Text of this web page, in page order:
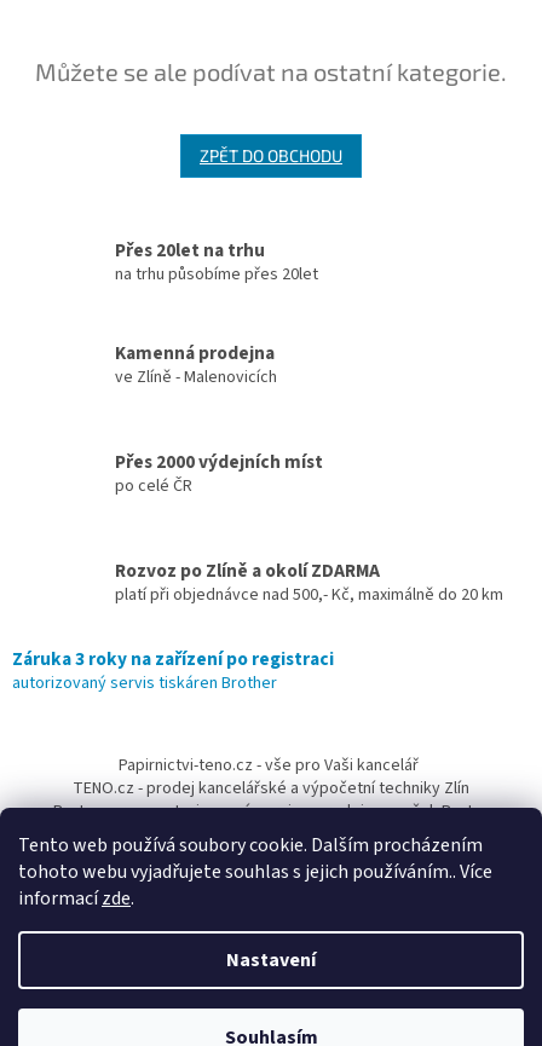
Tento web používá soubory cookie. Dalším procházením
tohoto webu vyjadřujete souhlas s jejich používáním.. Více
informacízde.
Nastavení
Souhlasím
Vážení zákazníci, nabízíme Vám DOPRAVU ZDARMA PO CELÉ ČR,
Můžete se ale podívat na ostatní kategorie.
ZPĚT DO OBCHODU
Přes 20let na trhu
na trhu působíme přes 20let
Kamenná prodejna
ve Zlíně - Malenovicích
Přes 2000 výdejních míst
po celé ČR
Rozvoz po Zlíně a okolí ZDARMA
platí při objednávce nad 500,- Kč, maximálně do 20 km
Záruka 3 roky na zařízení po registraci
autorizovaný servis tiskáren Brother
a
Papirnictvi-teno.cz - vše pro Vaši kancelář
TENO.cz - prodej kancelářské a výpočetní techniky Zlín
Pantum-cr.cz - autorizovaný servis a prodejce značek Pantum
Vytvořil Shoptet
Brother ČR. Všechna práva vyhrazena.